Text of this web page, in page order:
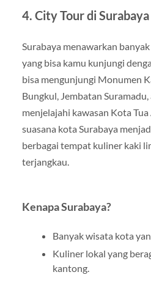
4. City Tour di Surabaya
Surabaya menawarkan
yang bisa kamu kunjungi
bisa mengunjungi Monumen
Bungkul, Jembatan
menjelajahi kawasan Kota Tua
suasana kota Surabaya
berbagai tempat kuliner kaki
terjangkau.
Kenapa Surabaya?
Banyak wisata kota
Kuliner lokal yang
kantong.